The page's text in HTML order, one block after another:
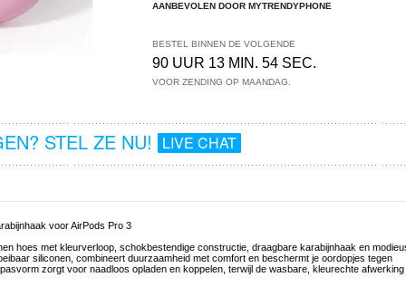
AANBEVOLEN DOOR MYTRENDYPHONE
BESTEL BINNEN DE VOLGENDE
90 UUR 13 MIN. 54 SEC.
VOOR ZENDING OP MAANDAG.
STEL ZE NU! LIVE CHAT
voor AirPods Pro 3
hoes met kleurverloop, schokbestendige constructie, draagbare karabijnhaak en
siliconen, combineert duurzaamheid met comfort en beschermt je oordopjes tegen
zorgt voor naadloos opladen en koppelen, terwijl de wasbare, kleurechte afwerking